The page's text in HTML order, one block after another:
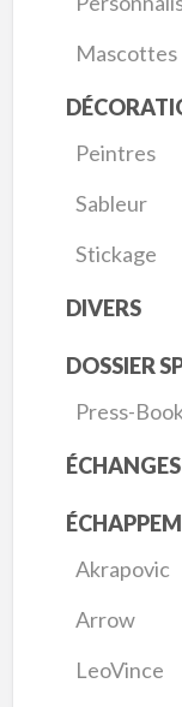
Mascottes
Peintres
Sableur
Stickage
DIVERS
DOSSIER
Press-
ÉCHANGES
Akrapovic
Arrow
LeoVince